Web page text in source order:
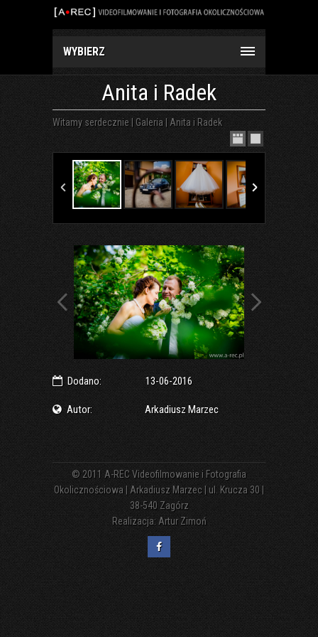
WYBIERZ
Anita i Radek
Witamy serdecznie | Galeria | Anita i Radek
Dodano: 13-06-2016
Autor: Arkadiusz Marzec
© 2011 A-REC Videofilmowanie i Fotografia
Okolicznościowa | Arkadiusz Marzec | ul. Krucza 30 |
38-540 Zagórz
Realizacja: Artur Zimoń